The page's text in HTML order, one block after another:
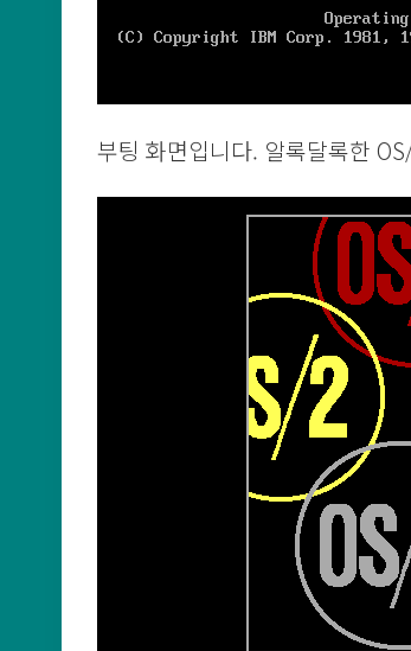
부팅 화면입니다. 알록달록한